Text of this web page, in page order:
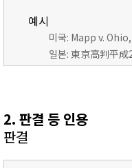
예시
미국: Mapp v.
일본: 東京高判平
2. 판결 등 인용
판결